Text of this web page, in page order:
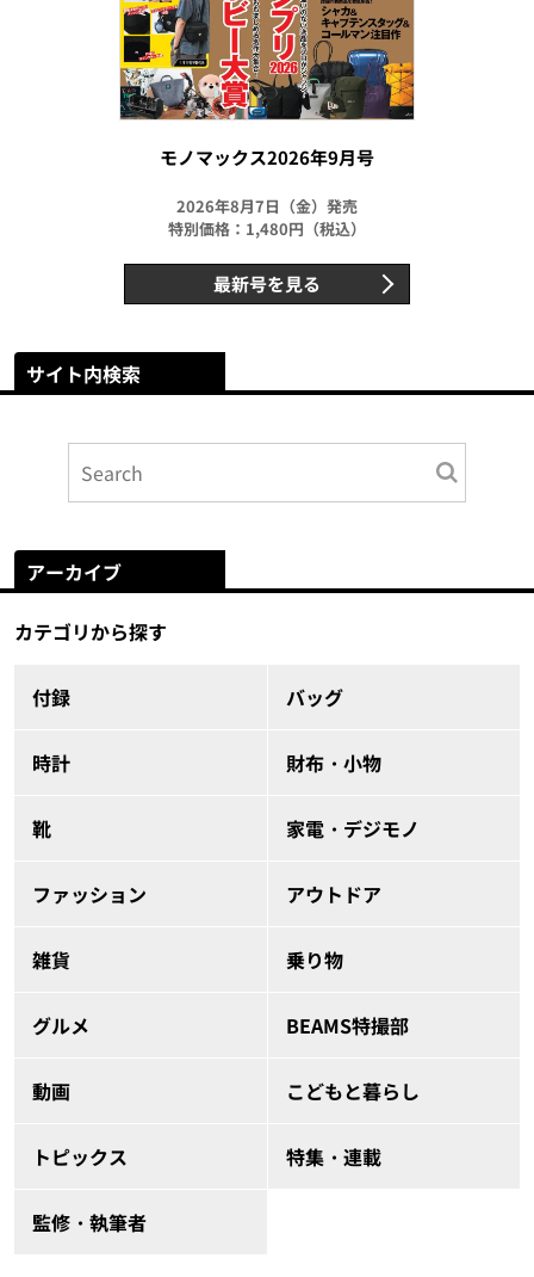
モノマックス2026年9月号
2026年8月7日（金）発売
特別価格：1,480円（税込）
最新号を見る
サイト内検索
アーカイブ
カテゴリから探す
付録 バッグ
時計 財布・小物
靴 家電・デジモノ
ファッション アウトドア
雑貨 乗り物
グルメ BEAMS特撮部
動画 こどもと暮らし
トピックス 特集・連載
監修・執筆者